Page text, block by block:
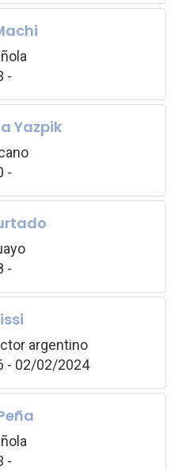
-
Yazpik
-
-
argentino
- 02/02/2024
-